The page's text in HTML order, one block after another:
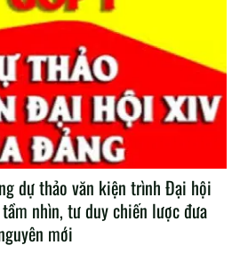
dự thảo văn kiện trình Đại hội
nhìn, tư duy chiến lược đưa
mới